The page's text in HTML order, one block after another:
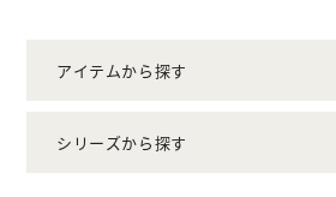
アイテムから探す
シリーズから探す